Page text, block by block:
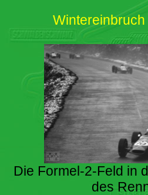
Wintereinbruch
Die Formel-2-Feld in
des